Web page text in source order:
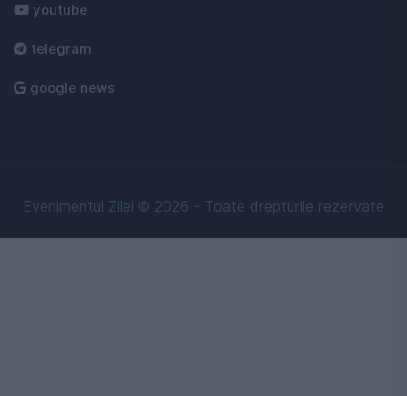
youtube
telegram
google news
Evenimentul Zilei © 2026 - Toate drepturile rezervate